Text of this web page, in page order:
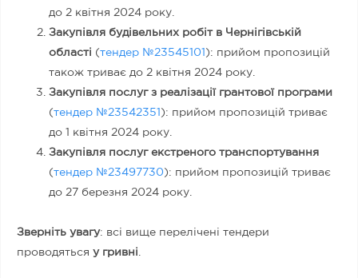
до 2 квітня 2024 року.
Закупівля будівельних робіт в Чернігівській
області (тендер №23545101 ): прийом пропозицій
також триває до 2 квітня 2024 року.
Закупівля послуг з реалізації грантової програми
(тендер №23542351 ): прийом пропозицій триває
до 1 квітня 2024 року.
Закупівля послуг екстреного транспортування
(тендер №23497730): прийом пропозицій триває
до 27 березня 2024 року.
Зверніть увагу: всі вище перелічені тендери
проводяться у гривні